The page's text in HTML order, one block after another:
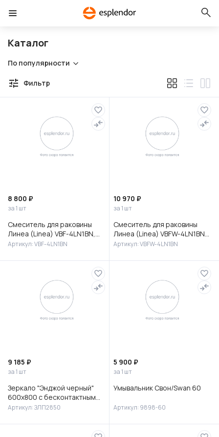
Каталог
По популярности
Фильтр
8 800 ₽
за 1 шт
Смеситель для раковины
Линеа (Linea) VBF-4LN1BN,
брашированный никель
Артикул: VBF-4LN1BN
10 970 ₽
за 1 шт
Смеситель для раковины
Линеа (Linea) VBFW-4LN1BN
встраиваемый,
Артикул: VBFW-4LN1BN
9 185 ₽
за 1 шт
Зеркало "Энджой черный"
600х800 с бесконтактным
сенсором и холодной
Артикул: ЗЛП2850
5 900 ₽
за 1 шт
Умывальник Свон/Swan 60
Артикул: 9898-60